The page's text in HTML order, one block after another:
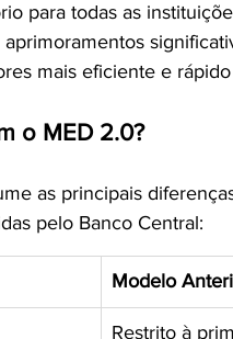
para todas as
aprimoramentos
mais eficiente e rápido
o MED 2.0?
as principais
pelo Banco Central:
Modelo
Restrito à